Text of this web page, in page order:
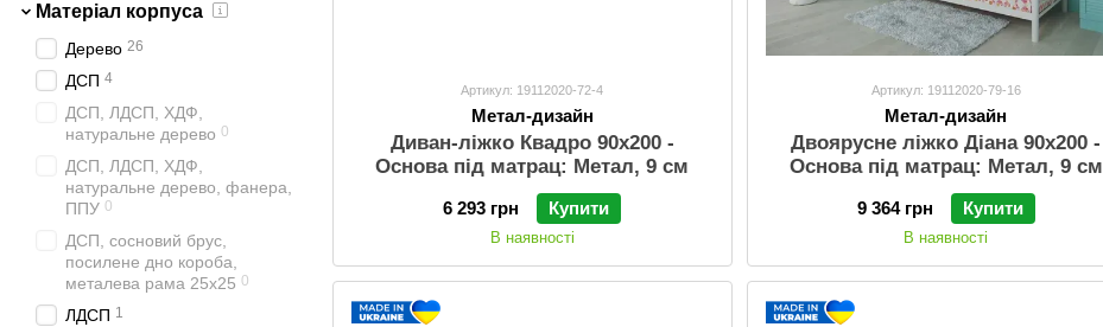
Артикул: 19112020-72-4
Метал-дизайн
Диван-ліжко Квадро 90х200 -
Основа під матрац: Метал, 9 см
6 293 грн Купити
В наявності
Артикул: 19112020-79-16
Метал-дизайн
Двоярусне ліжко Діана 90х200 -
Основа під матрац: Метал, 9 см
9 364 грн Купити
В наявності
80х200 37
90х190 53
90х200
120х190 52
120х200
140х190
140х200
160х190 67
160х200 144
180х190
Матеріал корпуса
Дерево 26
ДСП 4
ДСП, ЛДСП, ХДФ,
натуральне дерево 0
ДСП, ЛДСП, ХДФ,
натуральне дерево, фанера,
ППУ 0
ДСП, сосновий брус,
посилене дно короба,
металева рама 25х25 0
ЛДСП 1